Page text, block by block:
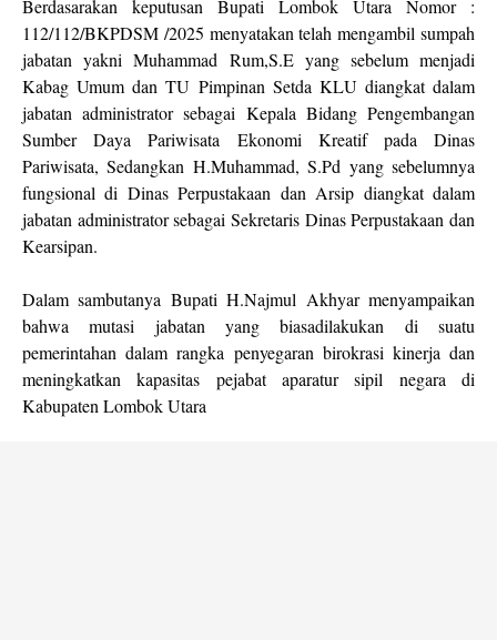
Berdasarakan keputusan Bupati Lombok Utara Nomor :
112/112/BKPDSM /2025 menyatakan telah mengambil sumpah
jabatan yakni Muhammad Rum,S.E yang sebelum menjadi
Kabag Umum dan TU Pimpinan Setda KLU diangkat dalam
jabatan administrator sebagai Kepala Bidang Pengembangan
Sumber Daya Pariwisata Ekonomi Kreatif pada Dinas
Pariwisata, Sedangkan H.Muhammad, S.Pd yang sebelumnya
fungsional di Dinas Perpustakaan dan Arsip diangkat dalam
jabatan administrator sebagai Sekretaris Dinas Perpustakaan dan
Kearsipan.
Dalam sambutanya Bupati H.Najmul Akhyar menyampaikan
bahwa mutasi jabatan yang biasadilakukan di suatu
pemerintahan dalam rangka penyegaran birokrasi kinerja dan
meningkatkan kapasitas pejabat aparatur sipil negara di
Kabupaten Lombok Utara